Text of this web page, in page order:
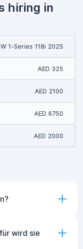
hiring in
1-Series 118i 2025
AED 325
AED 2100
AED 6750
AED 2000
wird sie